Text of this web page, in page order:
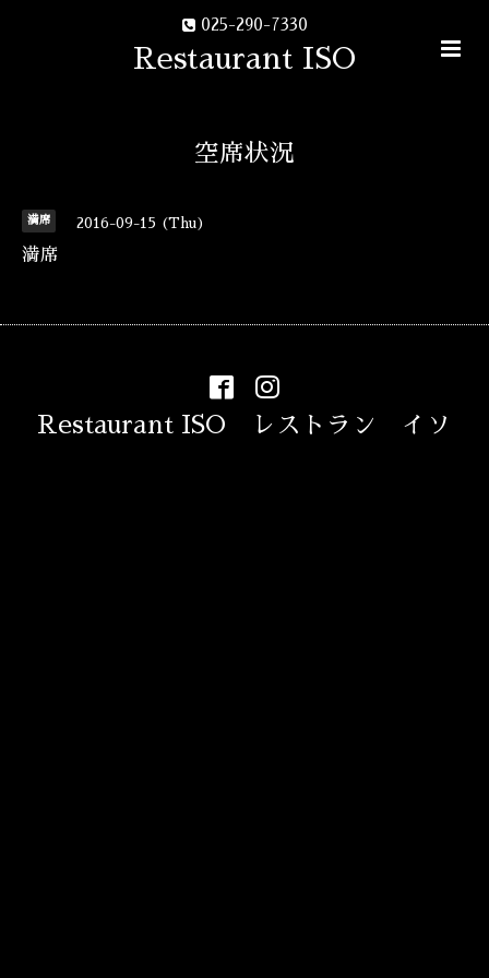
025-290-7330
Restaurant ISO
空席状況
満席 2016-09-15 (Thu)
満席
Restaurant ISO レストラン イソ